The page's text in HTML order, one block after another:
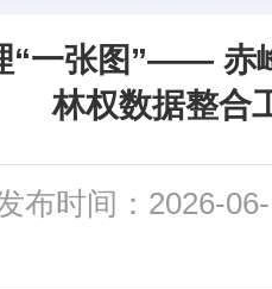
“一张图”—— 赤
林权数据整合
布时间：2026-